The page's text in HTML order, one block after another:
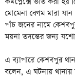
মোমেনা বেগম মারা
পাঁচ জনের নামে
ময়না তদন্তের জন্য
এ ব্যাপারে কেশবপুর
বলেন, এ ঘটনায় থানায়